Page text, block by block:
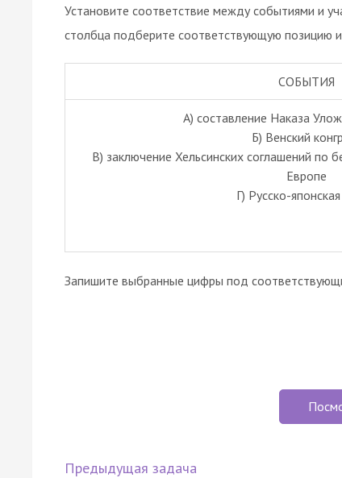
Установите соответствие между событиями и
столбца подберите соответствующую позицию
СОБЫТИЯ
А) составление Наказа
Б) Венский
В) заключение Хельсинских соглашений по
Европе
Г) Русско-
Запишите выбранные цифры под
Предыдущая задача